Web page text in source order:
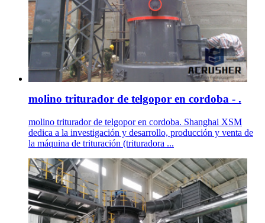
molino triturador de telgopor en cordoba - .
molino triturador de telgopor en cordoba. Shanghai XSM
dedica a la investigación y desarrollo, producción y venta de
la máquina de trituración (trituradora ...